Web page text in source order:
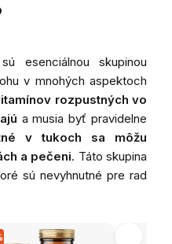
esenciálnou skupinou
v mnohých aspektoch
rozpustných vo
a musia byť pravidelne
v tukoch sa môžu
a pečeni. Táto skupina
sú nevyhnutné pre rad